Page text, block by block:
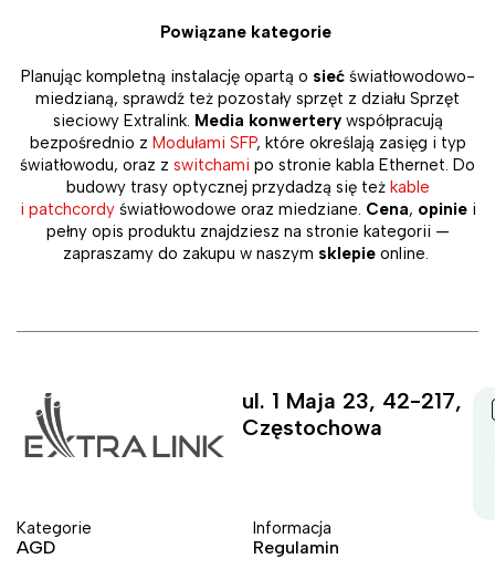
Powiązane kategorie
Planując kompletną instalację opartą o siećświatłowodowo-
miedzianą, sprawdź też pozostały sprzęt z działu Sprzęt
sieciowy Extralink. Media konwerterywspółpracują
bezpośrednio z Modułami SFP, które określają zasięg i typ
światłowodu, oraz z switchami po stronie kabla Ethernet. Do
budowy trasy optycznej przydadzą się też kable
i patchcordyświatłowodowe oraz miedziane. Cena, opiniei
pełny opis produktu znajdziesz na stronie kategorii —
zapraszamy do zakupu w naszym sklepieonline.
ul. 1 Maja 23, 42-217,
Częstochowa
Kategorie
AGD
Informacja
Regulamin